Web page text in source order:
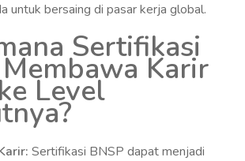
untuk bersaing di pasar kerja global.
Sertifikasi
Karir
Level
Sertifikasi BNSP dapat menjadi